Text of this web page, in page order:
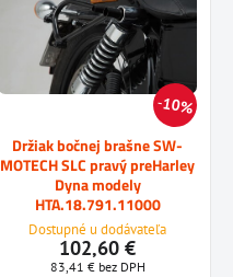
10%
Držiak bočnej brašne SW-
MOTECH SLC pravý preHarley
Dyna modely
HTA.18.791.11000
Dostupné u dodávateľa
102,60 €
83,41 € bez DPH